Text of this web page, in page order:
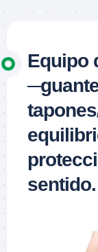
Equipo
sentido.